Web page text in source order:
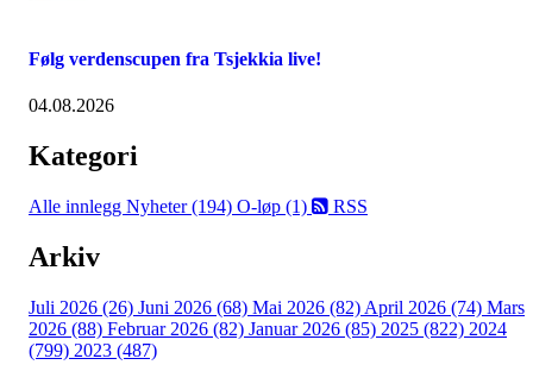
Følg verdenscupen fra Tsjekkia live!
04.08.2026
Kategori
Alle innlegg Nyheter (194) O-løp (1) RSS
Arkiv
Juli 2026 (26) Juni 2026 (68) Mai 2026 (82) April 2026 (74) Mars
2026 (88) Februar 2026 (82) Januar 2026 (85) 2025 (822) 2024
(799) 2023 (487)